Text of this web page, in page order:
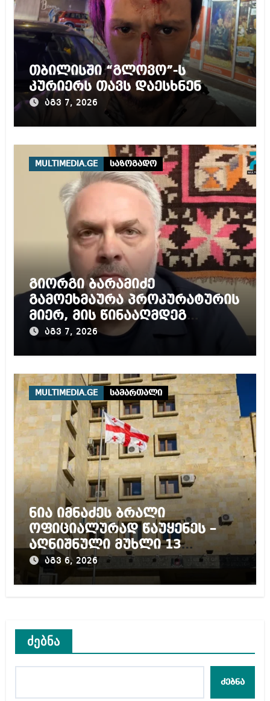
თბილისში “გლოვო”-ს
კურიერს თავს დაესხნენ
აგვ 7, 2026
MULTIMEDIA.GE საზოგადო
გიორგი ბარამიძე
გამოეხმაურა პროკურატურის
მიერ, მის წინააღმდეგ
დაწყებულ გამოძიებას
აგვ 7, 2026
MULTIMEDIA.GE სამართალი
ნია იმნაძეს ბრალი
ოფიციალურად წაუყენეს –
აღნიშნული მუხლი 13
წლამდე პატიმრობას
ითვალისწინებს
აგვ 6, 2026
ძებნა
ძებნა